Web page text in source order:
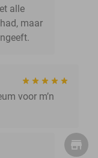
alle
maar
voor m’n